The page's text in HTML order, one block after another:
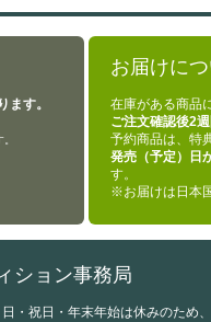
ます。
お届けに
在庫がある商品
ご注文確認後2
予約商品は、特
発売（予定）日
す。
※お届けは日本
ション事務局
・祝日・年末年始は休みのため